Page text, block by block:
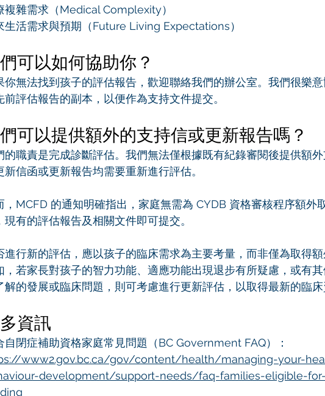
複雜需求（Medical Complexity）
生活需求與預期（Future Living Expectations）
可以如何協助你？
你無法找到孩子的評估報告，歡迎聯絡我們的辦公室。我們很樂
前評估報告的副本，以便作為支持文件提交。
可以提供額外的支持信或更新報告嗎？
的職責是完成診斷評估。我們無法僅根據既有紀錄審閱後提供額
新信函或更新報告均需要重新進行評估。
，MCFD 的通知明確指出，家庭無需為 CYDB 資格審核程序額外
現有的評估報告及相關文件即可提交。
進行新的評估，應以孩子的臨床需求為主要考量，而非僅為取得額
，若家長對孩子的智力功能、適應功能出現退步有所疑慮，或有
解的發展或臨床問題，則可考慮進行更新評估，以取得最新的臨床
資訊
自閉症補助資格家庭常見問題（BC Government FAQ）：
www2.gov.bc.ca/gov/content/health/managing-your-
development/support-needs/faq-families-eligible-